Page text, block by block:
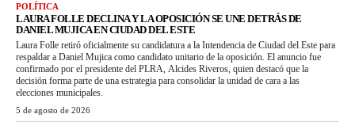
POLÍTICA
LAURA FOLLE DECLINA Y LA OPOSICIÓN SE UNE DETRÁS DE
DANIEL MUJICA EN CIUDAD DEL ESTE
Laura Folle retiró oficialmente su candidatura a la Intendencia de Ciudad del Este para
respaldar a Daniel Mujica como candidato unitario de la oposición. El anuncio fue
confirmado por el presidente del PLRA, Alcides Riveros, quien destacó que la
decisión forma parte de una estrategia para consolidar la unidad de cara a las
elecciones municipales.
5 de agosto de 2026